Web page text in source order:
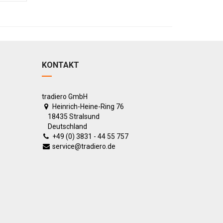
KONTAKT
tradiero GmbH
Heinrich-Heine-Ring 76
18435 Stralsund
Deutschland
+49 (0) 3831 - 44 55 757
service@tradiero.de